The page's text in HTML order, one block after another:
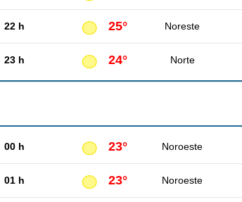
22 h 25° Noreste
23 h 24° Norte
00 h 23° Noroeste
01 h 23° Noroeste